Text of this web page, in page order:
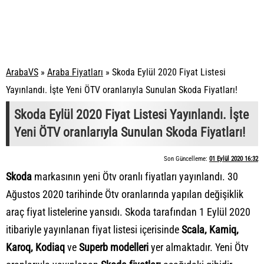
ArabaVS » Araba Fiyatları » Skoda Eylül 2020 Fiyat Listesi
Yayınlandı. İşte Yeni ÖTV oranlarıyla Sunulan Skoda Fiyatları!
Skoda Eylül 2020 Fiyat Listesi Yayınlandı. İşte
Yeni ÖTV oranlarıyla Sunulan Skoda Fiyatları!
Son Güncelleme: 01 Eylül 2020 16:32
Skoda markasının yeni Ötv oranlı fiyatları yayınlandı. 30
Ağustos 2020 tarihinde Ötv oranlarında yapılan değişiklik
araç fiyat listelerine yansıdı. Skoda tarafından 1 Eylül 2020
itibariyle yayınlanan fiyat listesi içerisindeScala, Kamiq,
Karoq, KodiaqveSuperb modelleriyer almaktadır. Yeni Ötv